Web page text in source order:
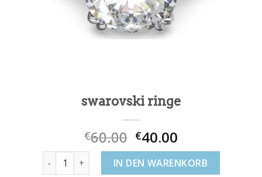
swarovski ringe
€60.00 €40.00
swarovski ringe MengeIN DEN WARENKORB